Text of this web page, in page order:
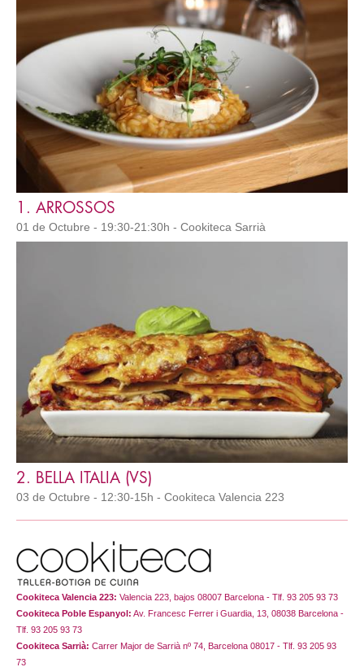
1. ARROSSOS
01 de Octubre - 19:30-21:30h - Cookiteca Sarrià
2. BELLA ITALIA (VS)
03 de Octubre - 12:30-15h - Cookiteca Valencia 223
Cookiteca Valencia 223: Valencia 223, bajos 08007 Barcelona - Tlf. 93 205 93 73
Cookiteca Poble Espanyol: Av. Francesc Ferrer i Guardia, 13, 08038 Barcelona -
Tlf. 93 205 93 73
Cookiteca Sarrià: Carrer Major de Sarrià nº 74, Barcelona 08017 - Tlf. 93 205 93
73